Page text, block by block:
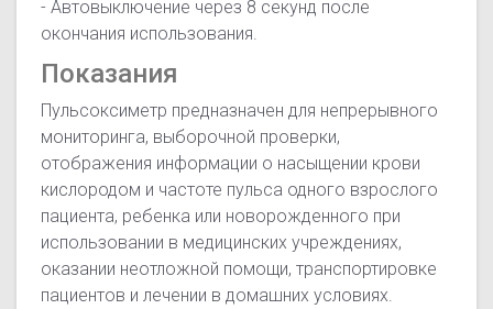
- Автовыключение через 8 секунд после
окончания использования.
Показания
Пульсоксиметр предназначен для непрерывного
мониторинга, выборочной проверки,
отображения информации о насыщении крови
кислородом и частоте пульса одного взрослого
пациента, ребенка или новорожденного при
использовании в медицинских учреждениях,
оказании неотложной помощи, транспортировке
пациентов и лечении в домашних условиях.